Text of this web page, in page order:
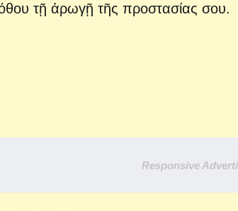
τῇ ἀρωγῇ τῆς προστασίας σου.
Responsive